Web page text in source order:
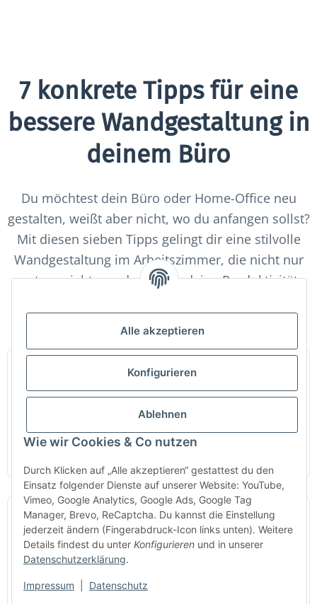
Alle akzeptieren
Konfigurieren
Ablehnen
Wie wir Cookies & Co nutzen
Durch Klicken auf „Alle akzeptieren“ gestattest du den
Einsatz folgender Dienste auf unserer Website: YouTube,
Vimeo, Google Analytics, Google Ads, Google Tag
Manager, Brevo, ReCaptcha. Du kannst die Einstellung
jederzeit ändern (Fingerabdruck-Icon links unten). Weitere
Details findest du unter Konfigurieren und in unserer
Datenschutzerklärung.
Impressum Datenschutz
7 konkrete Tipps für eine
bessere Wandgestaltung in
deinem Büro
Du möchtest dein Büro oder Home-Office neu
gestalten, weißt aber nicht, wo du anfangen sollst?
Mit diesen sieben Tipps gelingt dir eine stilvolle
Wandgestaltung im Arbeitszimmer, die nicht nur
gut aussieht, sondern auch deine Produktivität
Wähle eine ruhige Basisfarbe
Helle Töne wie Weiß, Beige oder
Hellgrau vergrößern den Raum und
wirken beruhigend. Ideal als
Hintergrund für Akzente oder Möbel.
Setze Akzente mit einer einzelnen
Wand
Eine farblich abgesetzte Wand schafft
Tiefe und Struktur. Besonders gut